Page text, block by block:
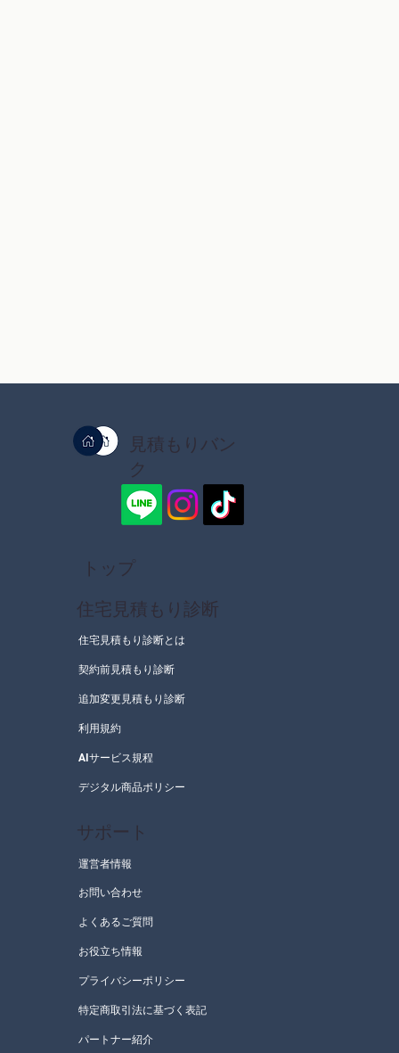
見積もりバン
ク
トップ
住宅見積もり診断
住宅見積もり診断とは
契約前見積もり診断
追加変更見積もり診断
利用規約
AIサービス規程
デジタル商品ポリシー
サポート
お問い合わせ
よくあるご質問
お役立ち情報
プライバシーポリシー
特定商取引法に基づく表記
パートナー紹介